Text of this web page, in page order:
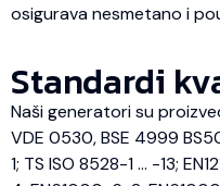
osigurava nesmetano i
Standardi
Naši generatori su
VDE 0530, BSE 4999
1; TS ISO 8528-1 … -13;